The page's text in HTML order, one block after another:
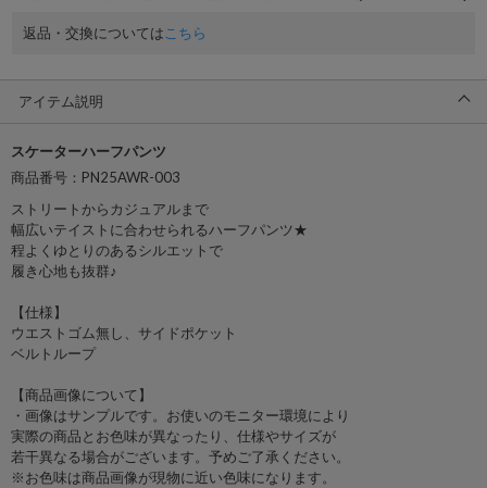
返品・交換についてはこちら
アイテム説明
スケーターハーフパンツ
商品番号：PN25AWR-003
ストリートからカジュアルまで
幅広いテイストに合わせられるハーフパンツ★
程よくゆとりのあるシルエットで
履き心地も抜群♪
【仕様】
ウエストゴム無し、サイドポケット
ベルトループ
【商品画像について】
・画像はサンプルです。お使いのモニター環境により
実際の商品とお色味が異なったり、仕様やサイズが
若干異なる場合がございます。予めご了承ください。
※お色味は商品画像が現物に近い色味になります。